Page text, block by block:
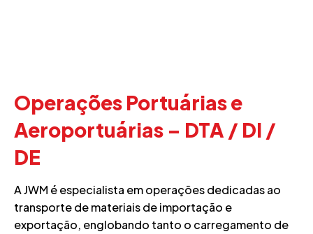
Operações Portuárias e
Aeroportuárias – DTA / DI /
DE
A JWM é especialista em operações dedicadas ao
transporte de materiais de importação e
exportação, englobando tanto o carregamento de